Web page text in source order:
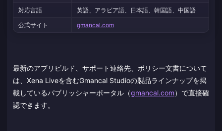
対応言語
英語、アラビア語、日本語、韓国語、中国語
公式サイト
gmancal.com
最新のアプリビルド、サポート連絡先、ポリシー文書について
は、Xena Liveを含むGmancal Studioの製品ラインナップを掲
載しているパブリッシャーポータル（gmancal.com）で直接確
認できます。